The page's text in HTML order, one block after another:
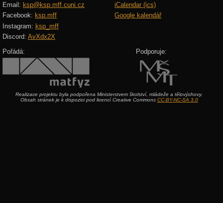
Email: ksp@ksp.mff.cuni.cz
Facebook: ksp.mff
Instagram: ksp_mff
Discord: AvXdx2X
iCalendar (ics)
Google kalendář
Pořádá: Podporuje:
Realizace projektu byla podpořena Ministerstvem školství, mládeže a tělovýchovy.
Obsah stránek je k dispozici pod licencí Creative Commons CC-BY-NC-SA 3.0